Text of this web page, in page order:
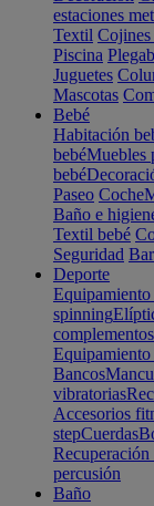
estaciones
Textil
Piscina
Juguetes
Mascotas
Bebé
Habitación
bebéMuebles
bebé
Paseo Coche
Baño e
Textil bebé
Seguridad
Deporte
spinning
complementos
Bancos
vibratorias
Accesorios
stepCuerdas
Recuperación
percusión
Baño